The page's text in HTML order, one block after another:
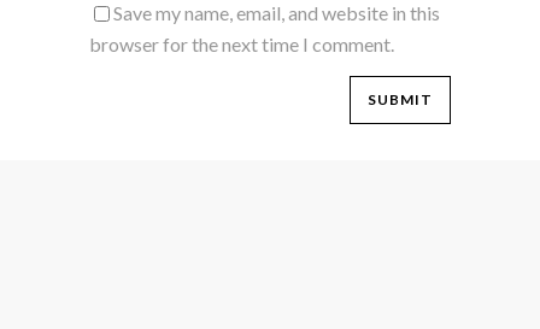
Save my name, email, and website in this
browser for the next time I comment.